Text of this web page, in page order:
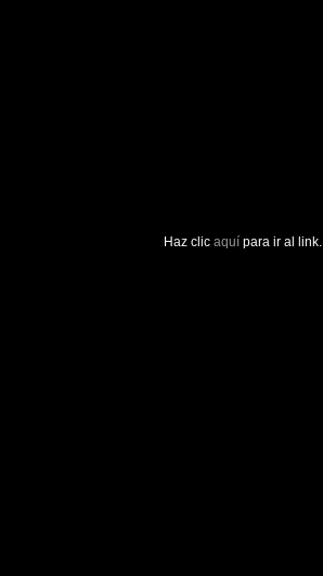
Haz clic aquí para ir al link.